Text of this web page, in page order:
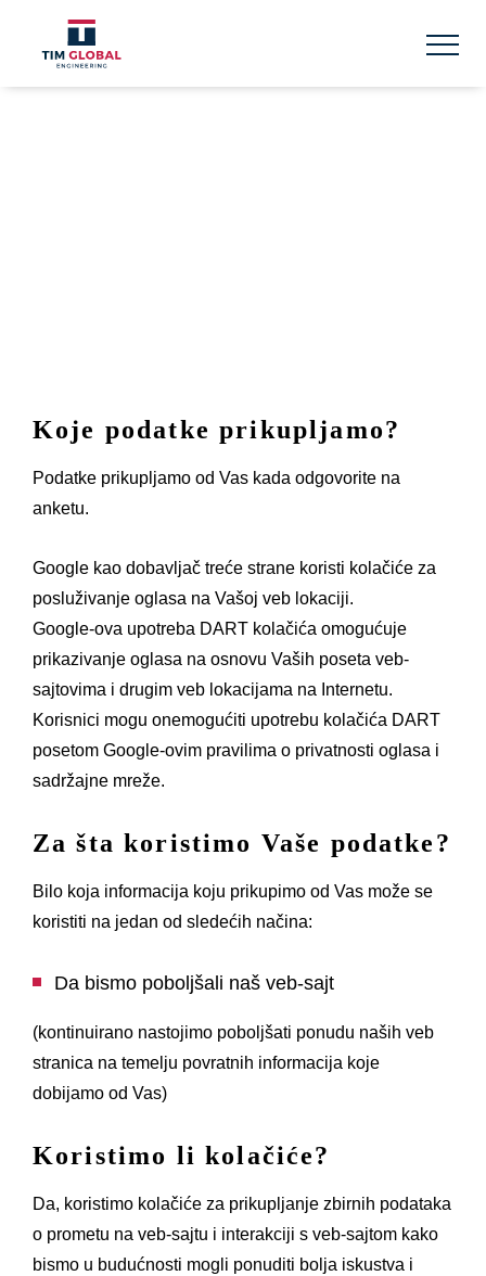
Koje podatke prikupljamo?
Podatke prikupljamo od Vas kada odgovorite na
anketu.
Google kao dobavljač treće strane koristi kolačiće za
posluživanje oglasa na Vašoj veb lokaciji.
Google-ova upotreba DART kolačića omogućuje
prikazivanje oglasa na osnovu Vaših poseta veb-
sajtovima i drugim veb lokacijama na Internetu.
Korisnici mogu onemogućiti upotrebu kolačića DART
posetom Google-ovim pravilima o privatnosti oglasa i
sadržajne mreže.
Za šta koristimo Vaše podatke?
Bilo koja informacija koju prikupimo od Vas može se
koristiti na jedan od sledećih načina:
Da bismo poboljšali naš veb-sajt
(kontinuirano nastojimo poboljšati ponudu naših veb
stranica na temelju povratnih informacija koje
dobijamo od Vas)
Koristimo li kolačiće?
Da, koristimo kolačiće za prikupljanje zbirnih podataka
o prometu na veb-sajtu i interakciji s veb-sajtom kako
bismo u budućnosti mogli ponuditi bolja iskustva i